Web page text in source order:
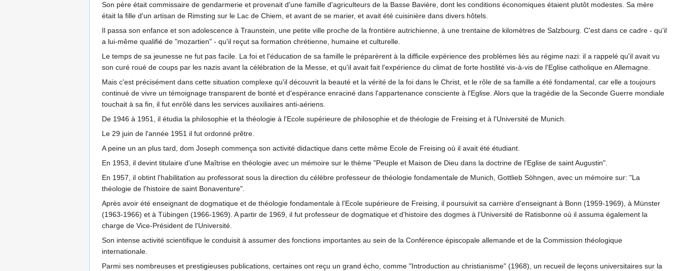
Son père était commissaire de gendarmerie et provenait d'une famille d'agriculteurs de la Basse Bavière, dont les conditions économiques étaient plutôt modestes. Sa mère
était la fille d'un artisan de Rimsting sur le Lac de Chiem, et avant de se marier, et avait été cuisinière dans divers hôtels.
Il passa son enfance et son adolescence à Traunstein, une petite ville proche de la frontière autrichienne, à une trentaine de kilomètres de Salzbourg. C'est dans ce cadre - qu'il
a lui-même qualifié de "mozartien" - qu'il reçut sa formation chrétienne, humaine et culturelle.
Le temps de sa jeunesse ne fut pas facile. La foi et l'éducation de sa famille le préparèrent à la difficile expérience des problèmes liés au régime nazi: il a rappelé qu'il avait vu
son curé roué de coups par les nazis avant la célébration de la Messe, et qu'il avait fait l'expérience du climat de forte hostilité vis-à-vis de l'Eglise catholique en Allemagne.
Mais c'est précisément dans cette situation complexe qu'il découvrit la beauté et la vérité de la foi dans le Christ, et le rôle de sa famille a été fondamental, car elle a toujours
continué de vivre un témoignage transparent de bonté et d'espérance enraciné dans l'appartenance consciente à l'Eglise. Alors que la tragédie de la Seconde Guerre mondiale
touchait à sa fin, il fut enrôlé dans les services auxiliaires anti-aériens.
De 1946 à 1951, il étudia la philosophie et la théologie à l'Ecole supérieure de philosophie et de théologie de Freising et à l'Université de Munich.
Le 29 juin de l'année 1951 il fut ordonné prêtre.
A peine un an plus tard, dom Joseph commença son activité didactique dans cette même Ecole de Freising où il avait été étudiant.
En 1953, il devint titulaire d'une Maîtrise en théologie avec un mémoire sur le thème "Peuple et Maison de Dieu dans la doctrine de l'Eglise de saint Augustin".
En 1957, il obtint l'habilitation au professorat sous la direction du célèbre professeur de théologie fondamentale de Munich, Gottlieb Söhngen, avec un mémoire sur: "La
théologie de l'histoire de saint Bonaventure".
Après avoir été enseignant de dogmatique et de théologie fondamentale à l'Ecole supérieure de Freising, il poursuivit sa carrière d'enseignant à Bonn (1959-1969), à Münster
(1963-1966) et à Tübingen (1966-1969). A partir de 1969, il fut professeur de dogmatique et d'histoire des dogmes à l'Université de Ratisbonne où il assuma également la
charge de Vice-Président de l'Université.
Son intense activité scientifique le conduisit à assumer des fonctions importantes au sein de la Conférence épiscopale allemande et de la Commission théologique
internationale.
Parmi ses nombreuses et prestigieuses publications, certaines ont reçu un grand écho, comme "Introduction au christianisme" (1968), un recueil de leçons universitaires sur la